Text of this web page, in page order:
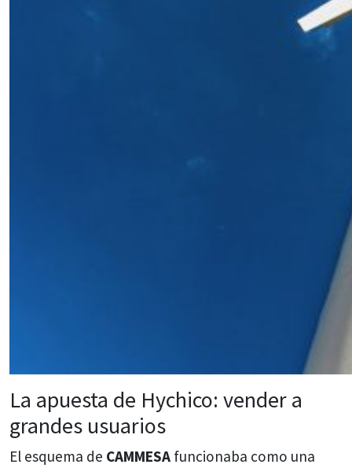
La apuesta de Hychico: vender a
grandes usuarios
El esquema de CAMMESA funcionaba como una